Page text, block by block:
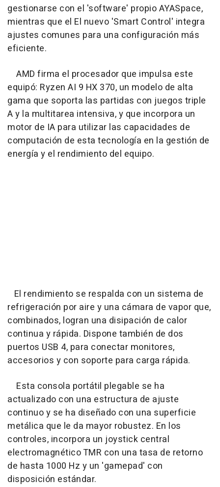
gestionarse con el 'software' propio AYASpace,
mientras que el El nuevo 'Smart Control' integra
ajustes comunes para una configuración más
eficiente.
AMD firma el procesador que impulsa este
equipó: Ryzen AI 9 HX 370, un modelo de alta
gama que soporta las partidas con juegos triple
A y la multitarea intensiva, y que incorpora un
motor de IA para utilizar las capacidades de
computación de esta tecnología en la gestión de
energía y el rendimiento del equipo.
El rendimiento se respalda con un sistema de
refrigeración por aire y una cámara de vapor que,
combinados, logran una disipación de calor
continua y rápida. Dispone también de dos
puertos USB 4, para conectar monitores,
accesorios y con soporte para carga rápida.
Esta consola portátil plegable se ha
actualizado con una estructura de ajuste
continuo y se ha diseñado con una superficie
metálica que le da mayor robustez. En los
controles, incorpora un joystick central
electromagnético TMR con una tasa de retorno
de hasta 1000 Hz y un 'gamepad' con
disposición estándar.